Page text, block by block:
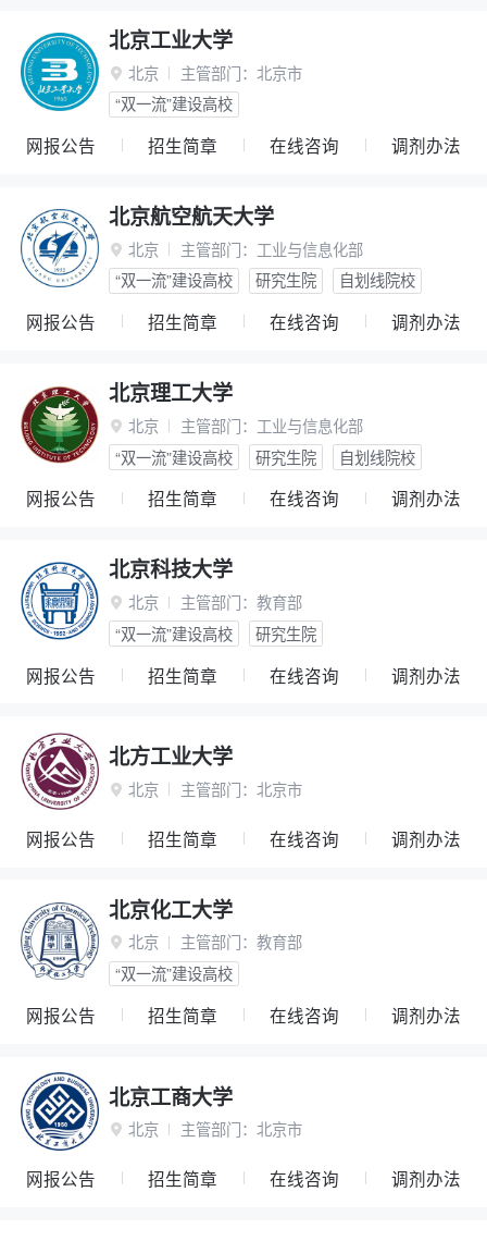
北京工业大学
 北京 主管部门： 北京市
“双一流”建设高校
网报公告 招生简章 在线咨询 调剂办法
北京航空航天大学
 北京 主管部门： 工业与信息化部
“双一流”建设高校
研究生院 自划线院校
网报公告 招生简章 在线咨询 调剂办法
北京理工大学
 北京 主管部门： 工业与信息化部
“双一流”建设高校
研究生院 自划线院校
网报公告 招生简章 在线咨询 调剂办法
北京科技大学
 北京 主管部门： 教育部
“双一流”建设高校
研究生院
网报公告 招生简章 在线咨询 调剂办法
北方工业大学
 北京 主管部门： 北京市
网报公告 招生简章 在线咨询 调剂办法
北京化工大学
 北京 主管部门： 教育部
“双一流”建设高校
网报公告 招生简章 在线咨询 调剂办法
北京工商大学
 北京 主管部门： 北京市
网报公告 招生简章 在线咨询 调剂办法